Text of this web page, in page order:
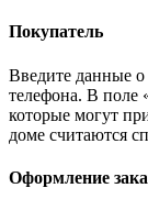
Покупатель
Введите данные
телефона. В поле
которые могут
доме считаются
Оформление